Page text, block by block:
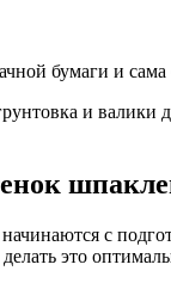
бумаги и
и валики
с
это